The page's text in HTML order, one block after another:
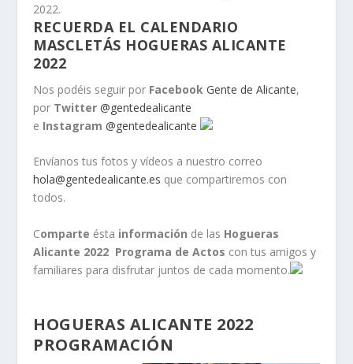
2022.
RECUERDA EL CALENDARIO
MASCLETÁS HOGUERAS ALICANTE
2022
Nos podéis seguir por Facebook Gente de Alicante,
por Twitter @gentedealicante
e Instagram @gentedealicante
Envíanos tus fotos y vídeos a nuestro correo
hola@gentedealicante.es que compartiremos con
todos.
Comparte ésta información de las Hogueras
Alicante 2022 Programa de Actos con tus amigos y
familiares para disfrutar juntos de cada momento.
HOGUERAS ALICANTE 2022
PROGRAMACIÓN